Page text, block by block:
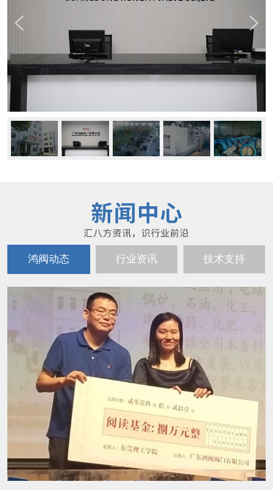
鸿阀动态 行业资讯 技术支持